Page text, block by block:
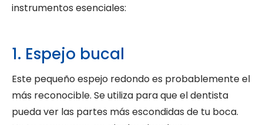
instrumentos esenciales:
1. Espejo bucal
Este pequeño espejo redondo es probablemente el
más reconocible. Se utiliza para que el dentista
pueda ver las partes más escondidas de tu boca.